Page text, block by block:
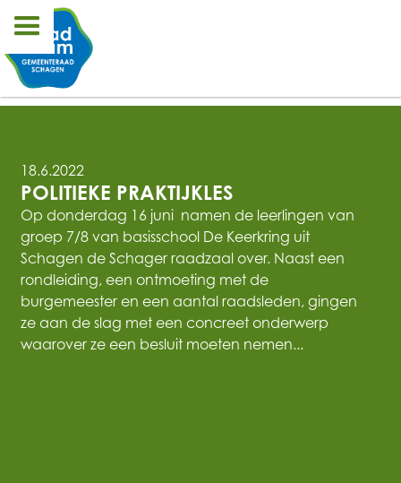
18.6.2022
POLITIEKE PRAKTIJKLES
Op donderdag 16 juni namen de leerlingen van
groep 7/8 van basisschool De Keerkring uit
Schagen de Schager raadzaal over. Naast een
rondleiding, een ontmoeting met de
burgemeester en een aantal raadsleden, gingen
ze aan de slag met een concreet onderwerp
waarover ze een besluit moeten nemen...